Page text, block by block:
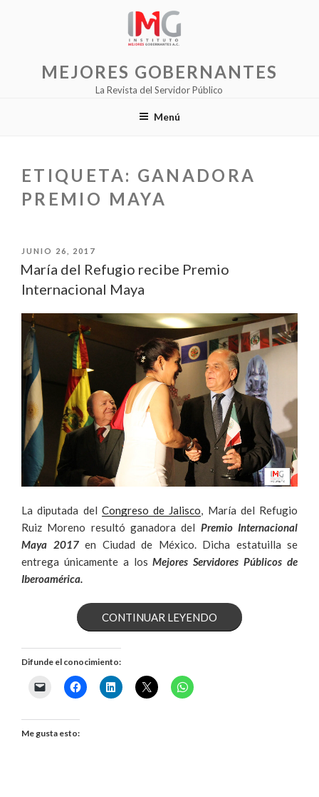
MEJORES GOBERNANTES
La Revista del Servidor Público
Menú
ETIQUETA: GANADORA
PREMIO MAYA
PUBLICADO
JUNIO 26, 2017
María del Refugio recibe Premio
Internacional Maya
La diputada del Congreso de Jalisco, María del Refugio
Ruiz Moreno resultó ganadora del Premio Internacional
Maya 2017en Ciudad de México. Dicha estatuilla se
entrega únicamente a losMejores Servidores Públicos de
Iberoamérica.
CONTINUAR LEYENDO«MARÍA
Difunde el conocimiento:
Me gusta esto: